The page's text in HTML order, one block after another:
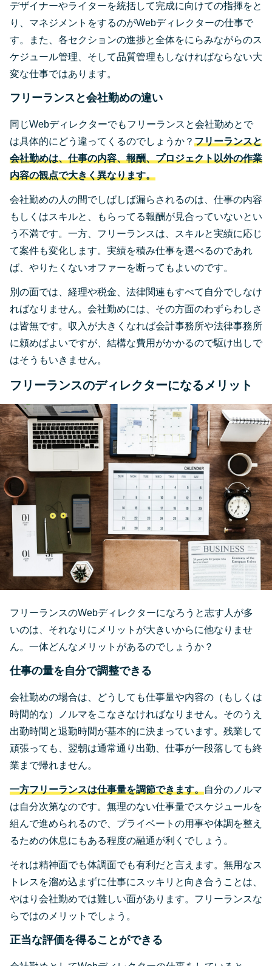
デザイナーやライターを統括して完成に向けての指揮をと
り、マネジメントをするのがWebディレクターの仕事で
す。また、各セクションの進捗と全体をにらみながらのス
ケジュール管理、そして品質管理もしなければならない大
変な仕事ではあります。
フリーランスと会社勤めの違い
同じWebディレクターでもフリーランスと会社勤めとで
は具体的にどう違ってくるのでしょうか？ フリーランスと
会社勤めは、仕事の内容、報酬、プロジェクト以外の作業
内容の観点で大きく異なります。
会社勤めの人の間でしばしば漏らされるのは、仕事の内容
もしくはスキルと、もらってる報酬が見合っていないとい
う不満です。一方、フリーランスは、スキルと実績に応じ
て案件も変化します。実績を積み仕事を選べるのであれ
ば、やりたくないオファーを断ってもよいのです。
別の面では、経理や税金、法律関連もすべて自分でしなけ
ればなりません。会社勤めには、その方面のわずらわしさ
は皆無です。収入が大きくなれば会計事務所や法律事務所
に頼めばよいですが、結構な費用がかかるので駆け出しで
はそうもいきません。
フリーランスのディレクターになるメリット
フリーランスのWebディレクターになろうと志す人が多
いのは、それなりにメリットが大きいからに他なりませ
ん。一体どんなメリットがあるのでしょうか？
仕事の量を自分で調整できる
会社勤めの場合は、どうしても仕事量や内容の（もしくは
時間的な）ノルマをこなさなければなりません。そのうえ
出勤時間と退勤時間が基本的に決まっています。残業して
頑張っても、翌朝は通常通り出勤、仕事が一段落しても終
業まで帰れません。
一方フリーランスは仕事量を調節できます。自分のノルマ
は自分次第なのです。無理のない仕事量でスケジュールを
組んで進められるので、プライベートの用事や体調を整え
るための休息にもある程度の融通が利くでしょう。
それは精神面でも体調面でも有利だと言えます。無用なス
トレスを溜め込まずに仕事にスッキリと向き合うことは、
やはり会社勤めでは難しい面があります。フリーランスな
らではのメリットでしょう。
正当な評価を得ることができる